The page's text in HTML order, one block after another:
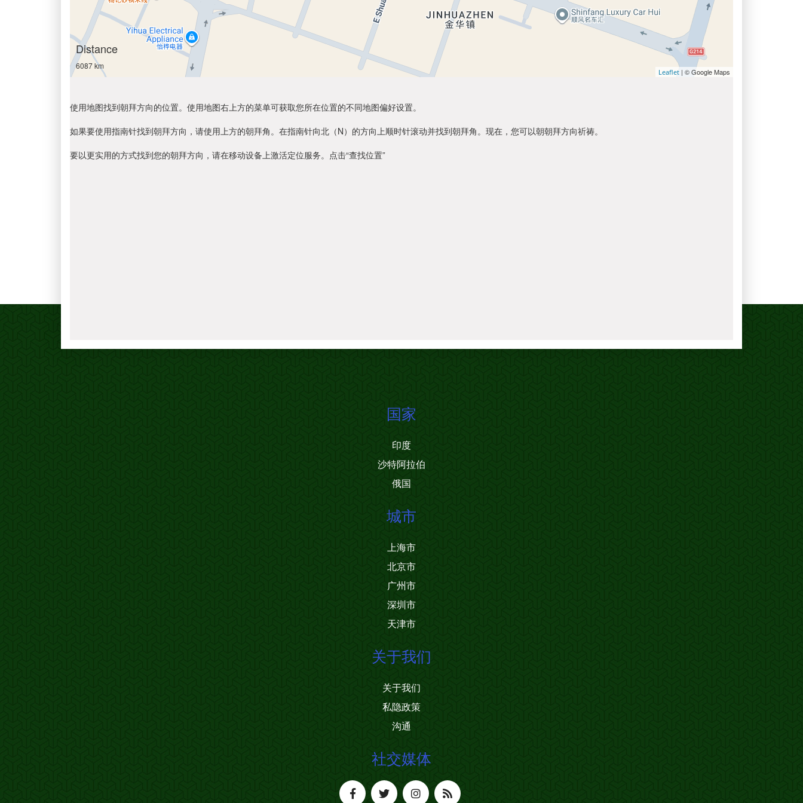
Distance
6087 km
Leaflet | © Google Maps
使用地图找到朝拜方向的位置。使用地图右上方的菜单可获取您所在位置的不同地图偏好设置。
如果要使用指南针找到朝拜方向，请使用上方的朝拜角。在指南针向北（N）的方向上顺时针滚动并找到朝拜角。现在，您可以朝朝拜方向祈祷。
要以更实用的方式找到您的朝拜方向，请在移动设备上激活定位服务。点击“查找位置”
国家
印度
沙特阿拉伯
俄国
城市
上海市
北京市
广州市
深圳市
天津市
关于我们
关于我们
私隐政策
沟通
社交媒体